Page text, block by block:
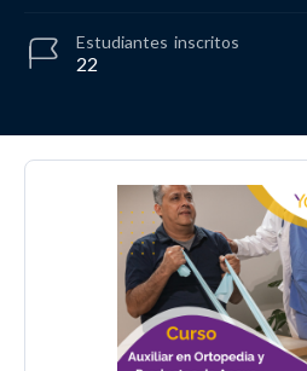
22
Estudiantes inscritos